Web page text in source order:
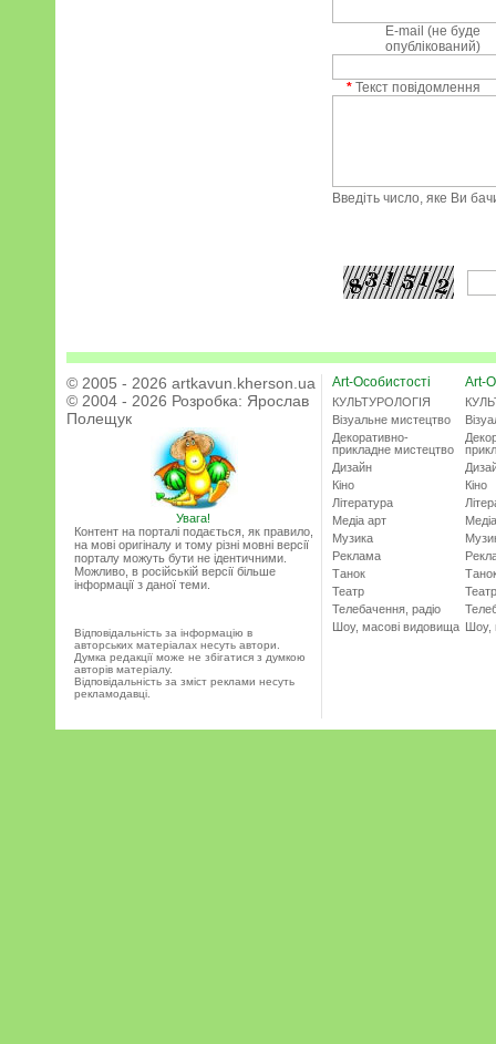
E-mail (не буде
опублікований)
* Текст повідомлення
Введіть число, яке Ви
© 2005 - 2026 artkavun.kherson.ua
© 2004 - 2026 Розробка: Ярослав
Полещук
Увага!
Контент на порталі подається, як правило,
на мові оригіналу и тому різні мовні версії
порталу можуть бути не ідентичними.
Можливо, в російській версії більше
інформації з даної теми.
Відповідальність за інформацію в
авторських матеріалах несуть автори.
Думка редакції може не збігатися з думкою
авторів матеріалу.
Відповідальність за зміст реклами несуть
рекламодавці.
Art-Особистості
КУЛЬТУРОЛОГІЯ
Візуальне мистецтво
Декоративно-
прикладне мистецтво
Дизайн
Кіно
Література
Медіа арт
Музика
Реклама
Танок
Театр
Телебачення, радіо
Шоу, масові видовища
Art-
Кіно
Театр
Шоу,